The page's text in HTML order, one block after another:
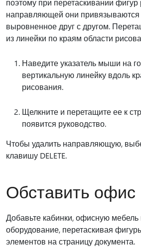
поэтому при перетаскивании
направляющей они
выровненное друг с другом.
из линейки по краям области
Наведите указатель мыши на
вертикальную линейку вдоль
рисования.
Щелкните и перетащите ее к
появится руководство.
Чтобы удалить направляющую,
клавишу DELETE.
Обставить офис
Добавьте кабинки, офисную
оборудование, перетаскивая
элементов на страницу документа.